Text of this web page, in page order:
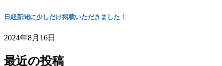
日経新聞に少しだけ掲載いただきました！
2024年8月16日
最近の投稿